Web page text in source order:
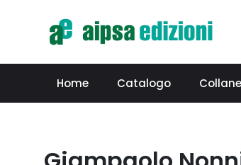
Home Catalogo Collane